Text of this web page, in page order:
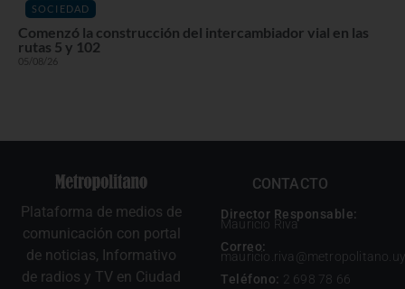
SOCIEDAD
Comenzó la construcción del intercambiador vial en las
rutas 5 y 102
05/08/26
Plataforma de medios de
comunicación con portal
de noticias, Informativo
de radios y TV en Ciudad
CONTACTO
Director Responsable:
Mauricio Riva
Correo:
mauricio.riva@metropolitano.uy
Teléfono: 2 698 78 66